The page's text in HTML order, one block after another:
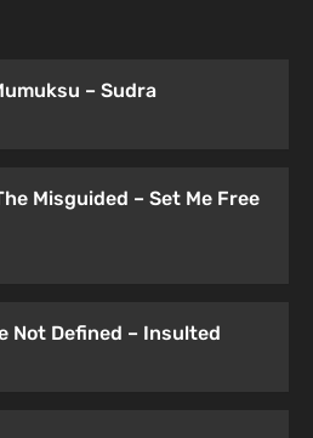
– Sudra
Misguided – Set Me Free
Not Defined – Insulted